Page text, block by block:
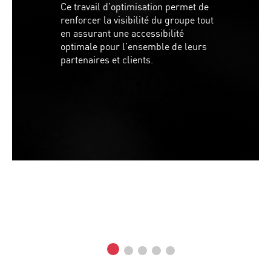
Ce travail d’optimisation permet de
renforcer la visibilité du groupe tout
en assurant une accessibilité
optimale pour l’ensemble de leurs
partenaires et clients.